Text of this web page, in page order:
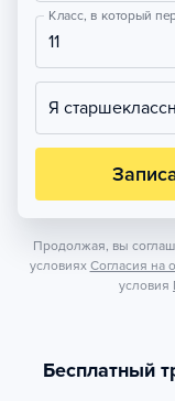
Класс, в который
11
Я
Продолжая, вы
условиях Согласия на
условия
Бесплатный